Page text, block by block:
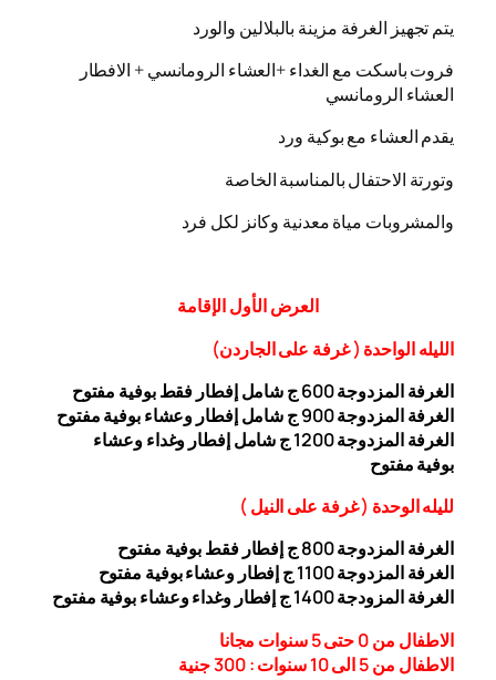
يتم تجهيز الغرفة مزينة بالبلالين والورد
فروت باسكت مع الغداء +العشاء الرومانسي + الافطار
العشاء الرومانسي
يقدم العشاء مع بوكية ورد
وتورتة الاحتفال بالمناسبة الخاصة
والمشروبات مياة معدنية وكانز لكل فرد
العرضالأولالإقامة
الليله الواحدة ( غرفة على الجاردن)
الغرفة المزدوجة
600 ج شامل إفطار فقط بوفية مفتوح
الغرفة المزدوجة 900 ج شامل إفطار وعشاء بوفية مفتوح
الغرفة المزدوجة 1200 ج شامل إفطار وغداء وعشاء
بوفيةمفتوح
لليله الوحدة (غرفة على النيل)
الغرفة المزدوجة
800
ج إفطار فقط بوفية مفتوح
الغرفة المزدوجة 1
100 ج إفطار وعشاء بوفية مفتوح
الغرفة المزودجة 1
400 ج إفطار وغداء وعشاء بوفية مفتوح
الاطفال من 0 حتى 5 سنوات مجانا
الاطفال من 5 الى 10 سنوات : 300
جنية